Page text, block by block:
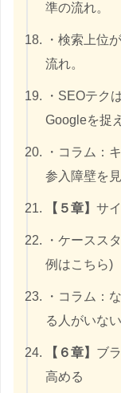
準の流れ。
・検索上位
流れ。
・SEOテク
Googleを捉
・コラム：
参入障壁を
【５章】サ
・ケースス
例はこちら)
・コラム：
る人がいな
【６章】 ブ
高める